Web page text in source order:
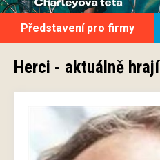
Představení pro firmy
Herci - aktuálně hrají